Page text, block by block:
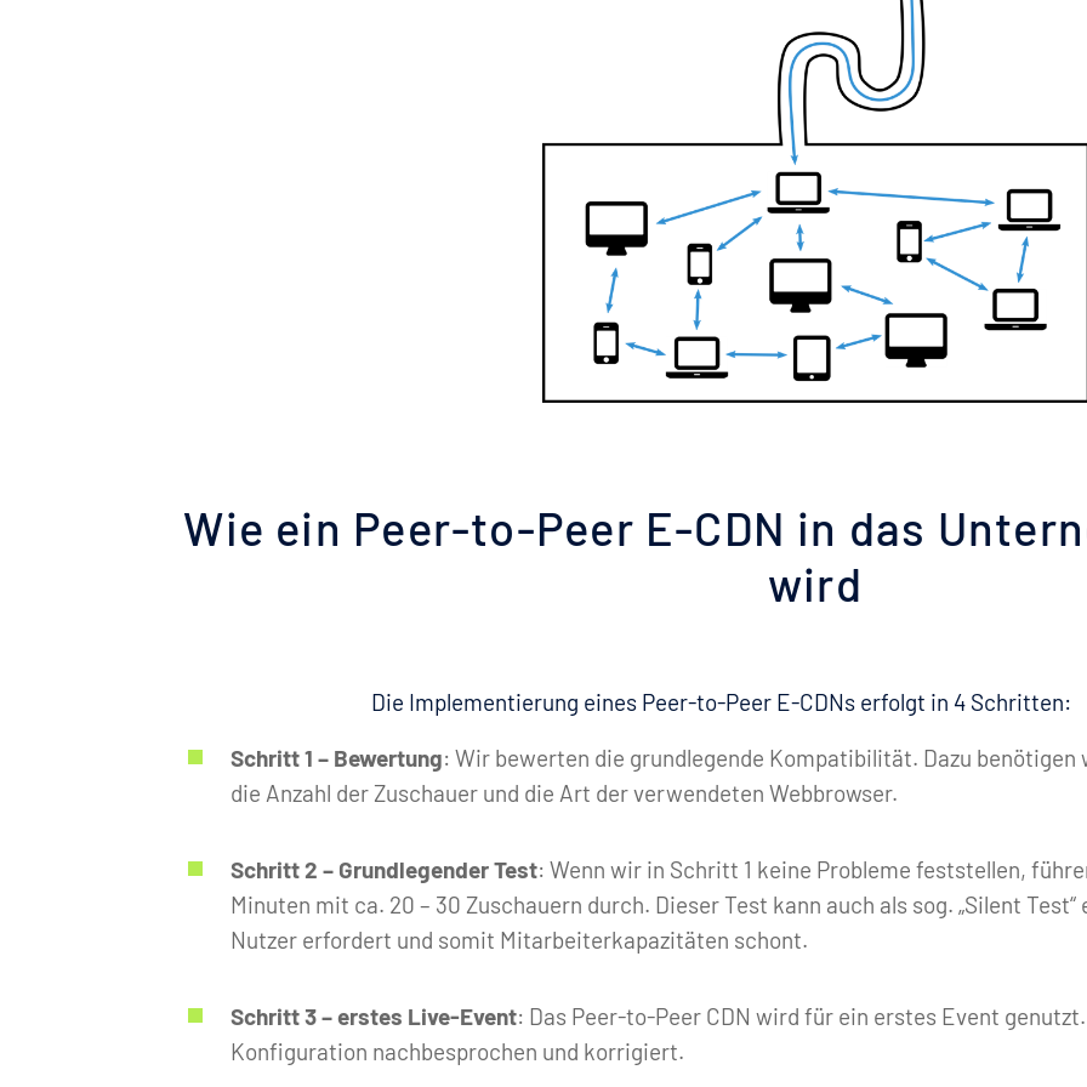
Wie ein Peer-to-Peer E-CDN in das
wird
Die Implementierung eines Peer-to-Peer E-CDNs erfolgt in 4 Schritten:
Schritt 1 – Bewertung: Wir bewerten die grundlegende Kompatibilität. Dazu
die Anzahl der Zuschauer und die Art der verwendeten Webbrowser.
Schritt 2 – Grundlegender Test: Wenn wir in Schritt 1 keine Probleme feststellen,
Minuten mit ca. 20 – 30 Zuschauern durch. Dieser Test kann auch als sog. „Silent
Nutzer erfordert und somit Mitarbeiterkapazitäten schont.
Schritt 3 – erstes Live-Event: Das Peer-to-Peer CDN wird für ein erstes Event
Konfiguration nachbesprochen und korrigiert.